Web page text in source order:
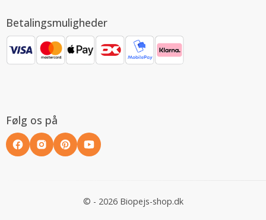
Betalingsmuligheder
Følg os på
© - 2026 Biopejs-shop.dk